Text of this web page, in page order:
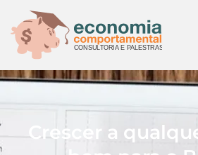
Crescer a